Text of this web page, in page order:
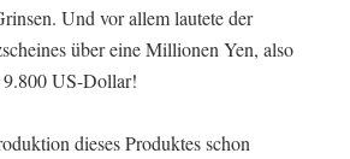
Und vor allem lautete der
über eine Millionen Yen, also
US-Dollar!
dieses Produktes schon